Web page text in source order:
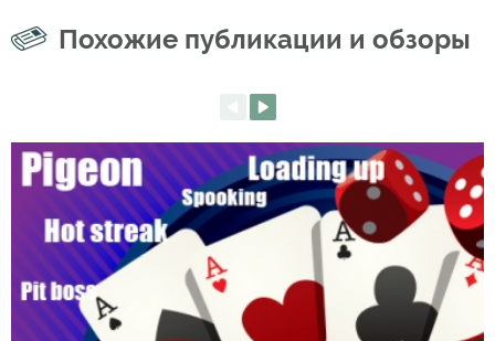
Похожие публикации и обзоры